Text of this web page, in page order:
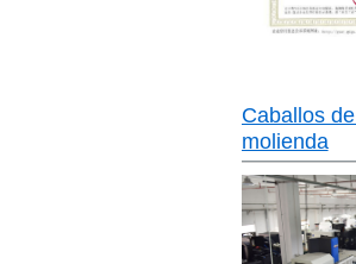
Caballos
molienda